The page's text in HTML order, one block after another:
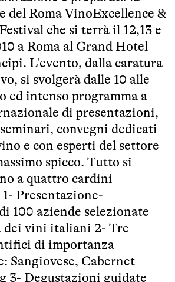
del Roma VinoExcellence &
che si terrà il 12,13 e
a Roma al Grand Hotel
L'evento, dalla caratura
si svolgerà dalle 10 alle
ed intenso programma a
di presentazioni,
convegni dedicati
e con esperti del settore
spicco. Tutto si
a quattro cardini
Presentazione-
100 aziende selezionate
dei vini italiani 2- Tre
di importanza
Sangiovese, Cabernet
3- Degustazioni guidate